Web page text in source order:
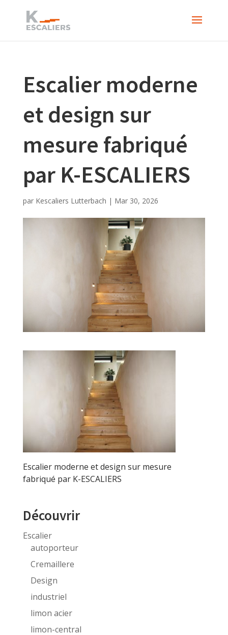
Escalier moderne
et design sur
mesure fabriqué
par K-ESCALIERS
par Kescaliers Lutterbach | Mar 30, 2026
Escalier moderne et design sur mesure
fabriqué par K-ESCALIERS
Découvrir
Escalier
autoporteur
Cremaillere
Design
industriel
limon acier
limon-central